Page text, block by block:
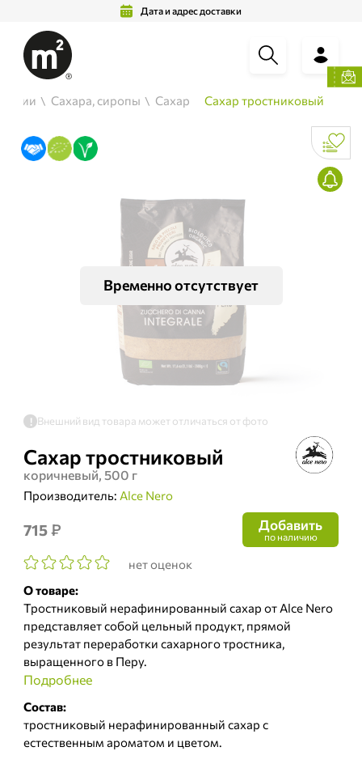
Дата и адрес доставки
Сахара, сиропы Сахар Сахар тростниковый
Временно отсутствует
! Внешний вид товара может отличаться от фото
Сахар тростниковый
коричневый, 500 г
Производитель: Alce Nero
715₽ Добавить
по наличию
нет оценок
О товаре:
Тростниковый нерафинированный сахар от Alce Nero
представляет собой цельный продукт, прямой
результат переработки сахарного тростника,
выращенного в Перу.
Подробнее
Состав:
тростниковый нерафинированный сахар с
естественным ароматом и цветом.